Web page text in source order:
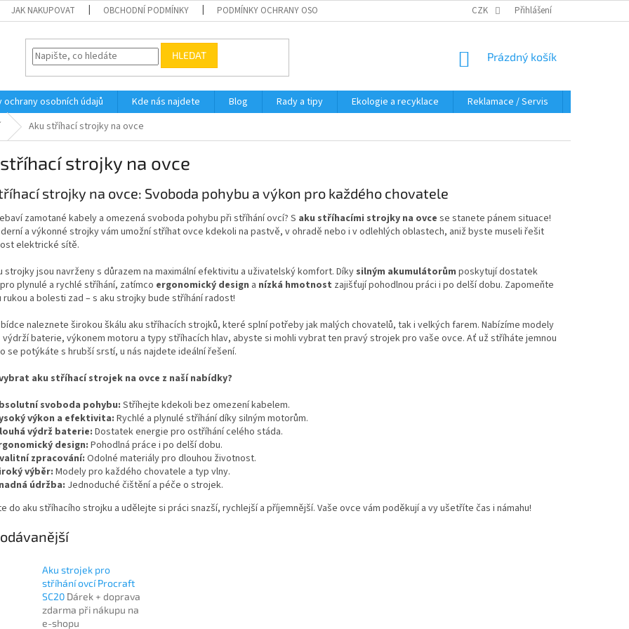
JAK NAKUPOVAT OBCHODNÍ PODMÍNKY PODMÍNKY OCHRANY OSOBNÍCH ÚDAJŮ CZK Přihlášení
HLEDAT
NÁKUPNÍ
Prázdný košík
ochrany osobních údajů Kde nás najdete Blog Rady a tipy Ekologie a recyklace Reklamace / Servis
Aku stříhací strojky na ovce
strojky na ovce
strojky na ovce: Svoboda pohybu a výkon pro každého chovatele
zamotané kabely a omezená svoboda pohybu při stříhání ovcí? S aku stříhacími strojky na ovce se stanete pánem situace!
a výkonné strojky vám umožní stříhat ovce kdekoli na pastvě, v ohradě nebo i v odlehlých oblastech, aniž byste museli řešit
elektrické sítě.
strojky jsou navrženy s důrazem na maximální efektivitu a uživatelský komfort. Díky silným akumulátorům poskytují dostatek
plynulé a rychlé stříhání, zatímco ergonomický design a nízká hmotnost zajišťují pohodlnou práci i po delší dobu. Zapomeňte
rukou a bolesti zad – s aku strojky bude stříhání radost!
naleznete širokou škálu aku stříhacích strojků, které splní potřeby jak malých chovatelů, tak i velkých farem. Nabízíme modely
výdrží baterie, výkonem motoru a typy stříhacích hlav, abyste si mohli vybrat ten pravý strojek pro vaše ovce. Ať už stříháte jemnou
se potýkáte s hrubší srstí, u nás najdete ideální řešení.
aku stříhací strojek na ovce z naší nabídky?
svoboda pohybu: Stříhejte kdekoli bez omezení kabelem.
výkon a efektivita: Rychlé a plynulé stříhání díky silným motorům.
výdrž baterie: Dostatek energie pro ostříhání celého stáda.
design: Pohodlná práce i po delší dobu.
zpracování: Odolné materiály pro dlouhou životnost.
výběr: Modely pro každého chovatele a typ vlny.
údržba: Jednoduché čištění a péče o strojek.
do aku stříhacího strojku a udělejte si práci snazší, rychlejší a příjemnější. Vaše ovce vám poděkují a vy ušetříte čas i námahu!
Aku strojek pro
stříhání ovcí Procraft
SC20 Dárek + doprava
zdarma při nákupu na
e-shopu